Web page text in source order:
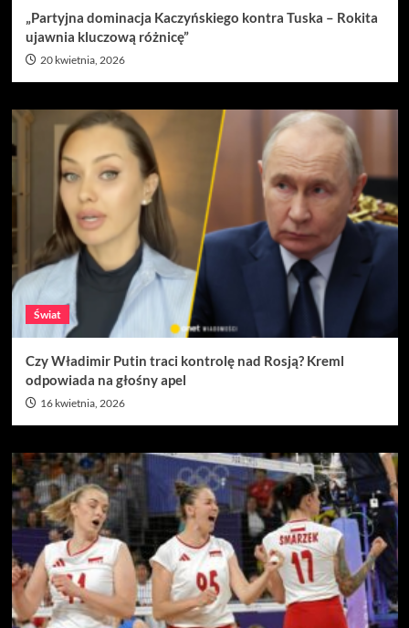
„Partyjna dominacja Kaczyńskiego kontra Tuska – Rokita
ujawnia kluczową różnicę”
20 kwietnia, 2026
Świat
Czy Władimir Putin traci kontrolę nad Rosją? Kreml
odpowiada na głośny apel
16 kwietnia, 2026